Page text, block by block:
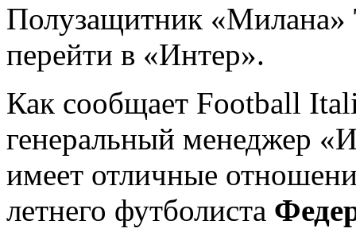
Полузащитник «Милана»
перейти в «Интер».
Как сообщает Football
генеральный менеджер
имеет отличные
летнего футболиста